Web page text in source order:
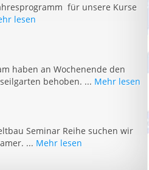
für unsere Kurse
lesen
haben an Wochenende den
behoben. ... Mehr lesen
Seminar Reihe suchen wir
... Mehr lesen